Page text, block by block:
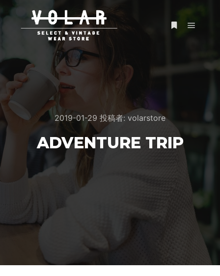
2019-01-29 投稿者: volarstore
ADVENTURE TRIP